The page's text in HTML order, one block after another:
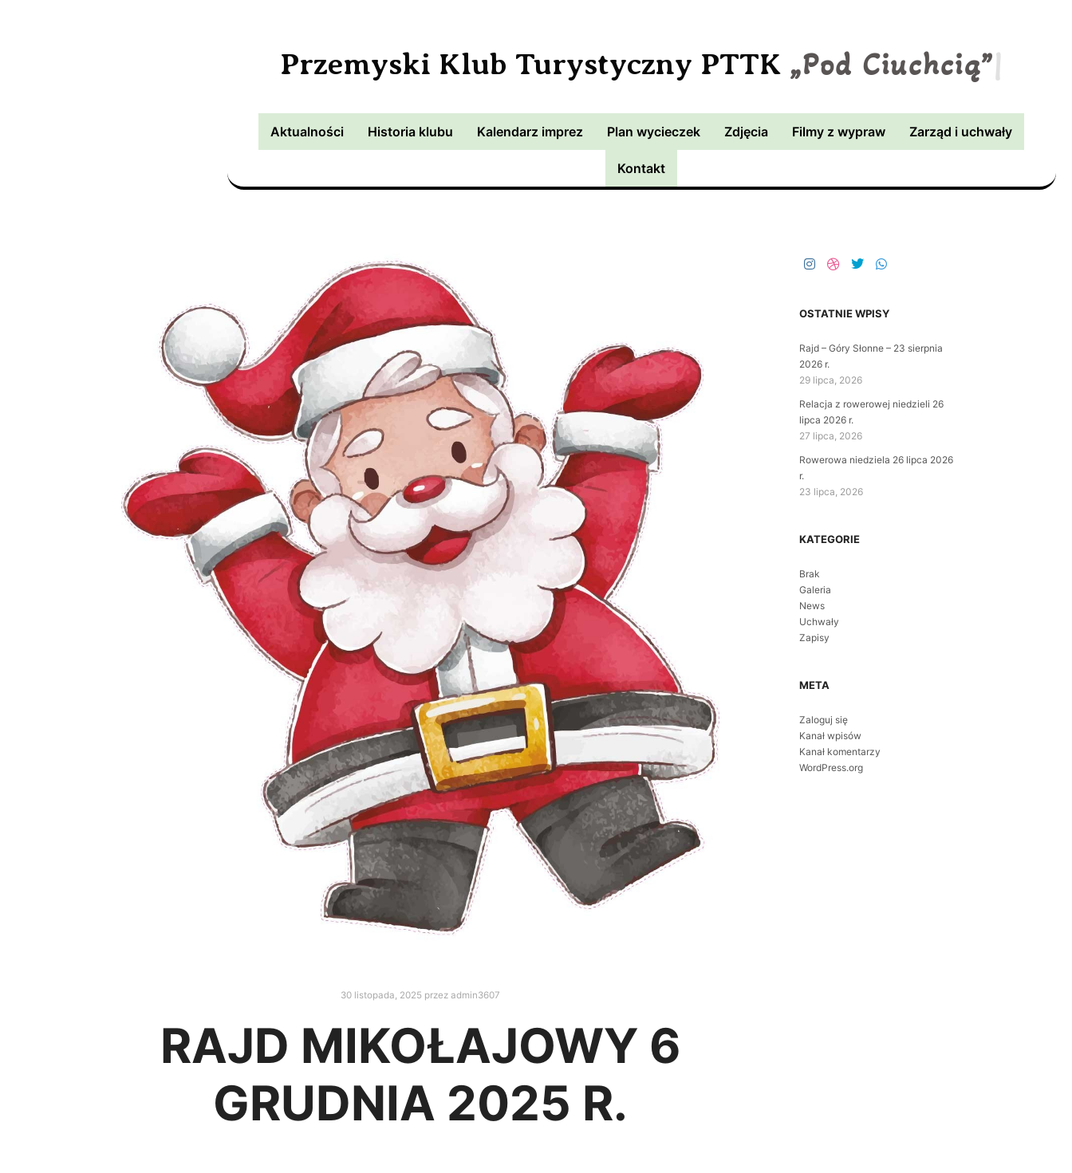
Przemyski Klub Turystyczny PTTK „Pod Ciuchcią”|
Aktualności Historia klubu Kalendarz imprez Plan wycieczek Zdjęcia Filmy z wypraw Zarząd i uchwały
Kontakt
30 listopada, 2025 przez admin3607
RAJD MIKOŁAJOWY 6
GRUDNIA 2025 R.
OSTATNIE WPISY
Rajd – Góry Słonne – 23 sierpnia
2026 r.
29 lipca, 2026
Relacja z rowerowej niedzieli 26
lipca 2026 r.
27 lipca, 2026
Rowerowa niedziela 26 lipca 2026
r.
23 lipca, 2026
KATEGORIE
Brak
Galeria
News
Uchwały
Zapisy
META
Zaloguj się
Kanał wpisów
Kanał komentarzy
WordPress.org